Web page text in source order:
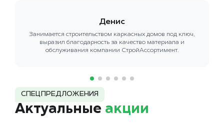
Денис
Занимается строительством каркасных домов под ключ,
выразил благодарность за качество материала и
обслуживания компании СтройАссортимент.
СПЕЦПРЕДЛОЖЕНИЯ
Актуальные акции